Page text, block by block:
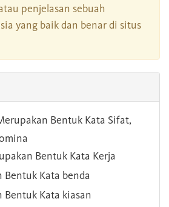
penjelasan sebuah
yang baik dan benar di situs
Bentuk Kata Sifat,
Bentuk Kata Kerja
Bentuk Kata benda
Bentuk Kata kiasan